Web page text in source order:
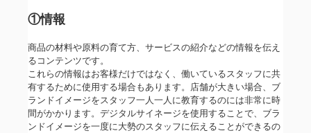
①情報
商品の材料や原料の育て方、サービスの紹介などの情報を伝え
るコンテンツです。
これらの情報はお客様だけではなく、働いているスタッフに共
有するために使用する場合もあります。店舗が大きい場合、ブ
ランドイメージをスタッフ一人一人に教育するのには非常に時
間がかかります。デジタルサイネージを使用することで、ブラ
ンドイメージを一度に大勢のスタッフに伝えることができるの